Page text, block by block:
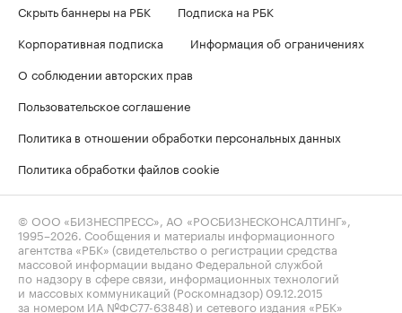
Скрыть баннеры на РБК
Подписка на РБК
Корпоративная подписка
Информация об ограничениях
О соблюдении авторских прав
Пользовательское соглашение
Политика в отношении обработки персональных данных
Политика обработки файлов cookie
© ООО «БИЗНЕСПРЕСС», АО «РОСБИЗНЕСКОНСАЛТИНГ»,
1995–2026 . Сообщения и материалы информационного
агентства «РБК» (свидетельство о регистрации средства
массовой информации выдано Федеральной службой
по надзору в сфере связи, информационных технологий
и массовых коммуникаций (Роскомнадзор) 09.12.2015
за номером ИА №ФС77-63848) и сетевого издания «РБК»